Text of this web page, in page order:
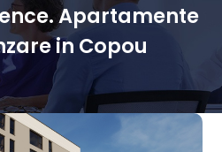
Apartamente
in Copou